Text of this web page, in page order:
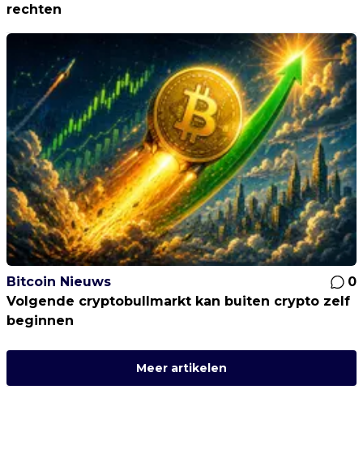
rechten
Bitcoin Nieuws
0
Volgende cryptobullmarkt kan buiten crypto zelf
beginnen
Meer artikelen